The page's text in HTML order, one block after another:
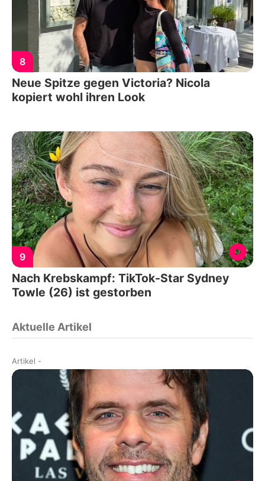
8
Neue Spitze gegen Victoria? Nicola
kopiert wohl ihren Look
9
Nach Krebskampf: TikTok-Star Sydney
Towle (26) ist gestorben
Aktuelle Artikel
Artikel -